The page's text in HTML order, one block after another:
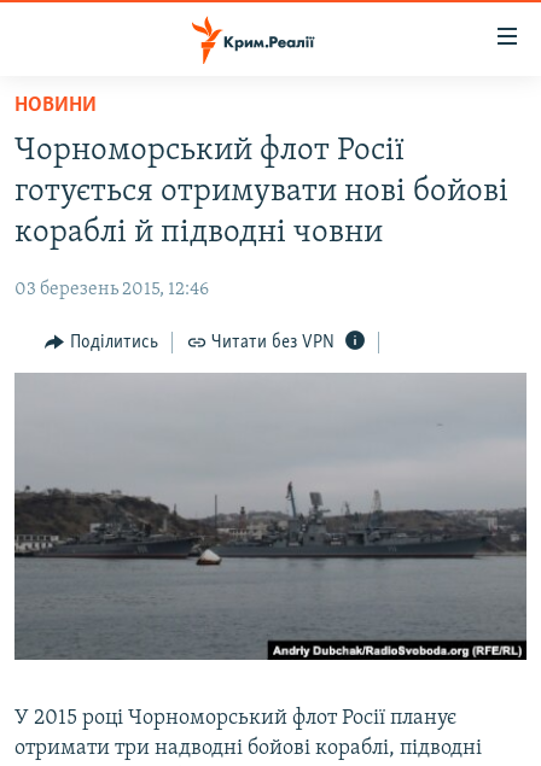
Перейти
основного
матеріалу
Перейти
до
основної
навігації
Перейти
до
ВОДА.КРИМ
ВІДЕО ТА ФОТО
БЛОГИ
ПОГЛЯД
ДЕПОРТАЦІЯ
ВІДЕОУРОКИ «ELIFBE»
УКРАЇНСЬКА ПРОБЛЕМА КРИМУ
ЯК ОБІЙТИ БЛОКУВАННЯ
НОВИНИ
Чорноморський флот Росії
готується отримувати нові бойові
кораблі й підводні човни
03 березень 2015, 12:46
Поділитись Читати без VPN
У 2015 році Чорноморський флот Росії планує
отримати три надводні бойові кораблі, підводні